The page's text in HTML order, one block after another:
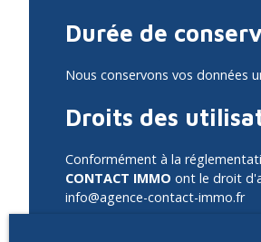
Durée de
Nous conservons vos données
Droits des
Conformément à la
CONTACT IMMO ont le droit
info@agence-contact-immo.fr